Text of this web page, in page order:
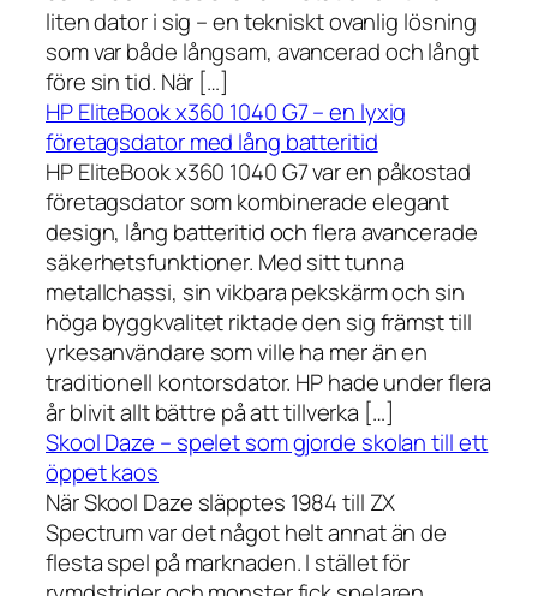
liten dator i sig – en tekniskt ovanlig lösning
som var både långsam, avancerad och långt
före sin tid. När […]
HP EliteBook x360 1040 G7 – en lyxig
företagsdator med lång batteritid
HP EliteBook x360 1040 G7 var en påkostad
företagsdator som kombinerade elegant
design, lång batteritid och flera avancerade
säkerhetsfunktioner. Med sitt tunna
metallchassi, sin vikbara pekskärm och sin
höga byggkvalitet riktade den sig främst till
yrkesanvändare som ville ha mer än en
traditionell kontorsdator. HP hade under flera
år blivit allt bättre på att tillverka […]
Skool Daze – spelet som gjorde skolan till ett
öppet kaos
När Skool Daze släpptes 1984 till ZX
Spectrum var det något helt annat än de
flesta spel på marknaden. I stället för